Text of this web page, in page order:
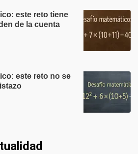
este reto tiene
de la cuenta
este reto no se